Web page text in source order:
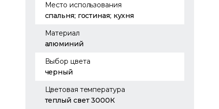
Место использования
спальня; гостиная; кухня
Материал
алюминий
Выбор цвета
черный
Цветовая температура
теплый свет 3000К